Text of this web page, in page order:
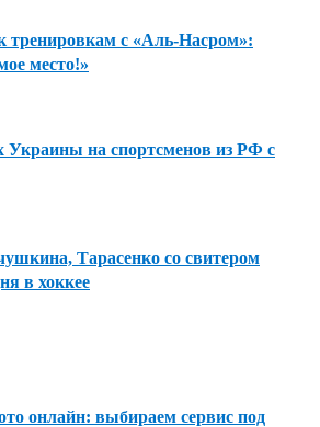
тренировкам с «Аль-Насром»:
место!»
Украины на спортсменов из РФ с
Тарасенко со свитером
в хоккее
онлайн: выбираем сервис под